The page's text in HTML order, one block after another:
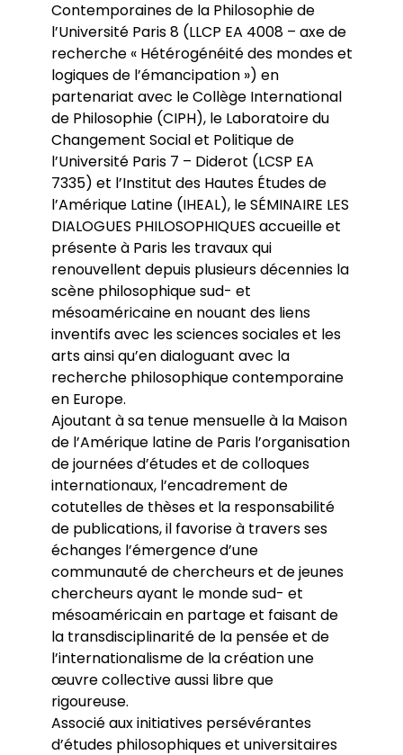
Contemporaines de la Philosophie de
l’Université Paris 8 (LLCP EA 4008 – axe de
recherche « Hétérogénéité des mondes et
logiques de l’émancipation ») en
partenariat avec le Collège International
de Philosophie (CIPH), le Laboratoire du
Changement Social et Politique de
l’Université Paris 7 – Diderot (LCSP EA
7335) et l’Institut des Hautes Études de
l’Amérique Latine (IHEAL), le SÉMINAIRE LES
DIALOGUES PHILOSOPHIQUES accueille et
présente à Paris les travaux qui
renouvellent depuis plusieurs décennies la
scène philosophique sud- et
mésoaméricaine en nouant des liens
inventifs avec les sciences sociales et les
arts ainsi qu’en dialoguant avec la
recherche philosophique contemporaine
en Europe.
Ajoutant à sa tenue mensuelle à la Maison
de l’Amérique latine de Paris l’organisation
de journées d’études et de colloques
internationaux, l’encadrement de
cotutelles de thèses et la responsabilité
de publications, il favorise à travers ses
échanges l’émergence d’une
communauté de chercheurs et de jeunes
chercheurs ayant le monde sud- et
mésoaméricain en partage et faisant de
la transdisciplinarité de la pensée et de
l’internationalisme de la création une
œuvre collective aussi libre que
rigoureuse.
Associé aux initiatives persévérantes
d’études philosophiques et universitaires